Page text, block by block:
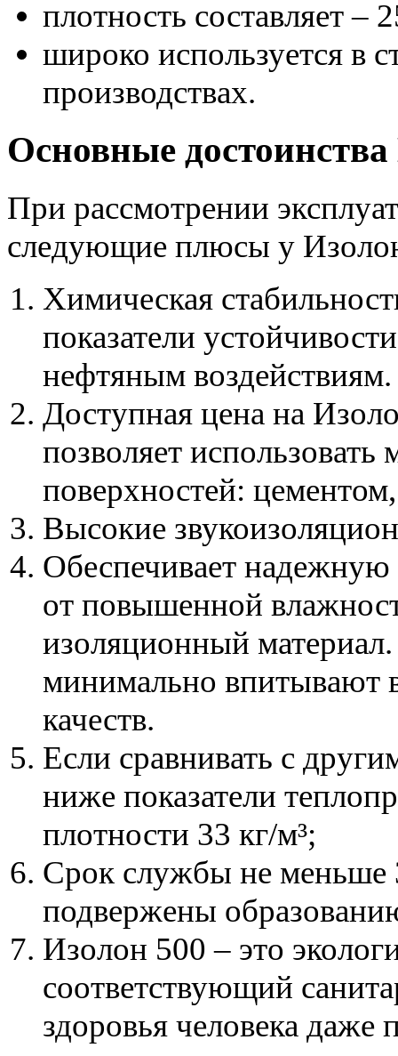
плотность составляет –
широко используется в
производствах.
Основные
При рассмотрении
следующие плюсы у
Химическая
показатели
нефтяным воздействиям.
Доступная цена на
позволяет
поверхностей:
Высокие
Обеспечивает
от повышенной
изоляционный
минимально впитывают
качеств.
Если сравнивать с
ниже показатели
плотности 33 кг/м³;
Срок службы не меньше
подвержены
Изолон 500 – это
соответствующий
здоровья человека